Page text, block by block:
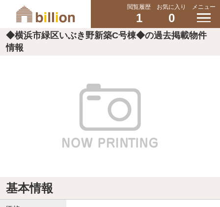
閲覧履歴
1
お気に入り
0
メニュー
◆横浜市緑区いぶき野新築C号棟◆の過去掲載物件
情報
基本情報